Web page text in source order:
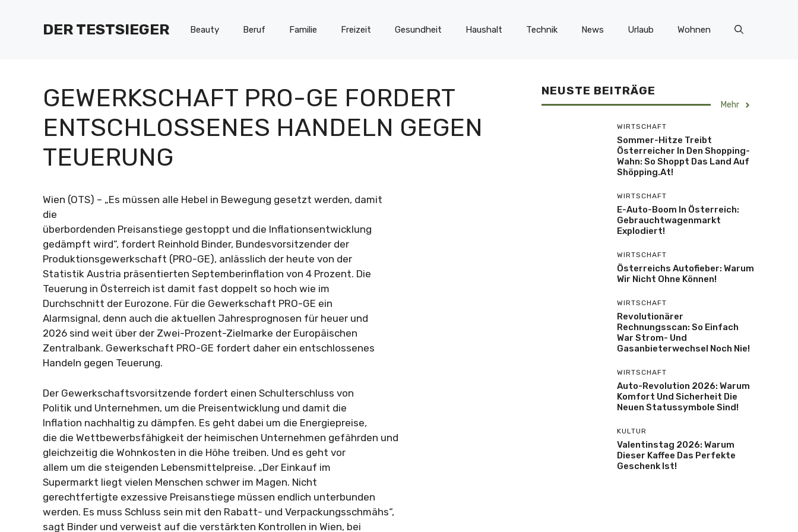
DER TESTSIEGER Beauty Beruf Familie Freizeit Gesundheit Haushalt Technik News Urlaub Wohnen
GEWERKSCHAFT PRO-GE FORDERT
ENTSCHLOSSENES HANDELN GEGEN
TEUERUNG
Wien (OTS) – „Es müssen alle Hebel in Bewegung gesetzt werden, damit
die
überbordenden Preisanstiege gestoppt und die Inflationsentwicklung
gedämpft wird“, fordert Reinhold Binder, Bundesvorsitzender der
Produktionsgewerkschaft (PRO-GE), anlässlich der heute von der
Statistik Austria präsentierten Septemberinflation von 4 Prozent. Die
Teuerung in Österreich ist damit fast doppelt so hoch wie im
Durchschnitt der Eurozone. Für die Gewerkschaft PRO-GE ein
Alarmsignal, denn auch die aktuellen Jahresprognosen für heuer und
2026 sind weit über der Zwei-Prozent-Zielmarke der Europäischen
Zentralbank. Gewerkschaft PRO-GE fordert daher ein entschlossenes
Handeln gegen Teuerung.
Der Gewerkschaftsvorsitzende fordert einen Schulterschluss von
Politik und Unternehmen, um die Preisentwicklung und damit die
Inflation nachhaltig zu dämpfen. Es geht dabei um die Energiepreise,
die die Wettbewerbsfähigkeit der heimischen Unternehmen gefährden und
gleichzeitig die Wohnkosten in die Höhe treiben. Und es geht vor
allem um die steigenden Lebensmittelpreise. „Der Einkauf im
Supermarkt liegt vielen Menschen schwer im Magen. Nicht
gerechtfertigte exzessive Preisanstiege müssen endlich unterbunden
werden. Es muss Schluss sein mit den Rabatt- und Verpackungsschmähs“,
sagt Binder und verweist auf die verstärkten Kontrollen in Wien, bei
NEUSTE BEITRÄGE
Mehr
WIRTSCHAFT
Sommer-Hitze Treibt
Österreicher In Den Shopping-
Wahn: So Shoppt Das Land Auf
Shöpping.at!
WIRTSCHAFT
E-Auto-Boom In Österreich:
Gebrauchtwagenmarkt
Explodiert!
WIRTSCHAFT
Österreichs Autofieber: Warum
Wir Nicht Ohne Können!
WIRTSCHAFT
Revolutionärer
Rechnungsscan: So Einfach
War Strom- Und
Gasanbieterwechsel Noch Nie!
WIRTSCHAFT
Auto-Revolution 2026: Warum
Komfort Und Sicherheit Die
Neuen Statussymbole Sind!
KULTUR
Valentinstag 2026: Warum
Dieser Kaffee Das Perfekte
Geschenk Ist!